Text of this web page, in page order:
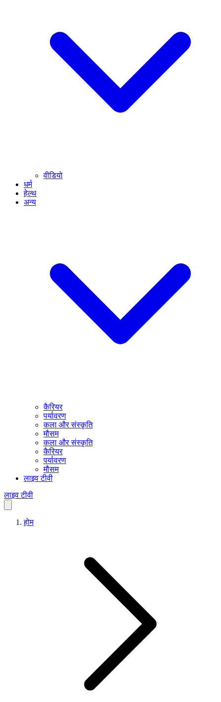
वीडियो
धर्म
हेल्थ
अन्य
कैरियर
पर्यावरण
कला और संस्कृति
मौसम
कला और संस्कृति
कैरियर
पर्यावरण
मौसम
लाइव टीवी
लाइव टीवी
होम